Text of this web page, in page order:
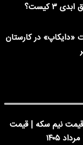
۳ کیست؟
«دایکاپ» در کارستان
نیم سکه | قیمت